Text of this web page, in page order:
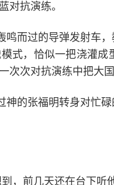
对抗演练。
鸣而过的导弹发射车
式，恰似一把浇灌
次次对抗演练中把大
神的张福明转身对忙
，前几天还在台下听